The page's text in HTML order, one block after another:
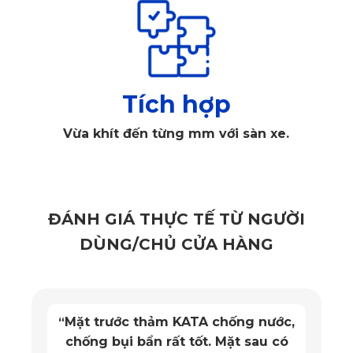
Thảm sàn ô tô 360 tải Thaco TF2800 bảo vệ toàn diện sàn
xe
2. Những ưu điểm vượt trội của thảm
form sàn Thaco TF2800
dòng xe. Mỗi tấm thảm được thiết kế dựa trên cấu trúc thực
tế của sàn xe TF2800, đảm bảo độ ôm sát tuyệt đối.
Tích hợp
Vừa khít đến từng mm với sàn xe.
ĐÁNH GIÁ THỰC TẾ TỪ NGƯỜI
DÙNG/CHỦ CỬA HÀNG
“Mặt trước thảm KATA chống nước,
chống bụi bẩn rất tốt. Mặt sau có